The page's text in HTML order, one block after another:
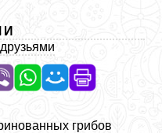
грибов